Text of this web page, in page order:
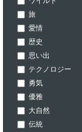
旅
愛情
歴史
思い出
テクノロジー
勇気
優雅
大自然
伝統